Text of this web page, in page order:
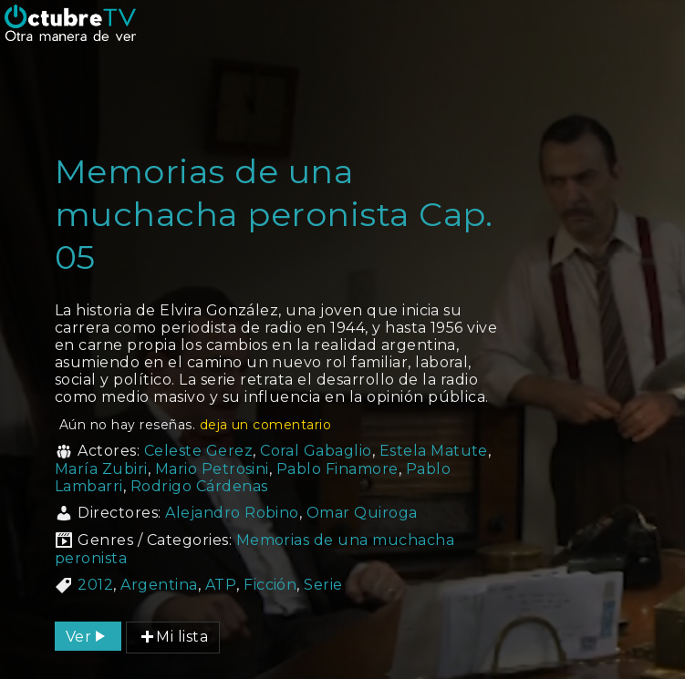
Memorias de una
muchacha peronista Cap.
05
La historia de Elvira González, una joven que inicia su
carrera como periodista de radio en 1944, y hasta 1956 vive
en carne propia los cambios en la realidad argentina,
asumiendo en el camino un nuevo rol familiar, laboral,
social y político. La serie retrata el desarrollo de la radio
como medio masivo y su influencia en la opinión pública.
Aún no hay reseñas. deja un comentario
Actores: Celeste Gerez, Coral Gabaglio, Estela Matute,
María Zubiri, Mario Petrosini, Pablo Finamore, Pablo
Lambarri, Rodrigo Cárdenas
Directores:Alejandro Robino, Omar Quiroga
Genres / Categories:Memorias de una muchacha
peronista
2012,Argentina, ATP, Ficción,Serie
Ver Mi lista